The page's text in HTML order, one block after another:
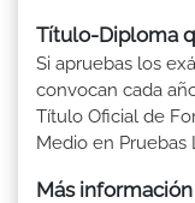
Título-Diploma
Si apruebas los
convocan cada
Título Oficial de
Medio en Pruebas
Más